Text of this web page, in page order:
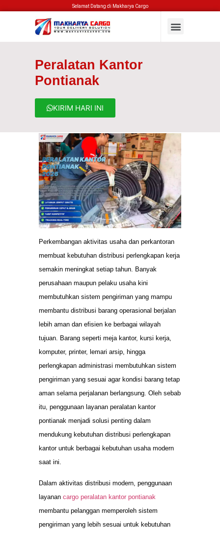
Selamat Datang di Makharya Cargo
Peralatan Kantor
Pontianak
KIRIM HARI INI
Perkembangan aktivitas usaha dan perkantoran
membuat kebutuhan distribusi perlengkapan kerja
semakin meningkat setiap tahun. Banyak
perusahaan maupun pelaku usaha kini
membutuhkan sistem pengiriman yang mampu
membantu distribusi barang operasional berjalan
lebih aman dan efisien ke berbagai wilayah
tujuan. Barang seperti meja kantor, kursi kerja,
komputer, printer, lemari arsip, hingga
perlengkapan administrasi membutuhkan sistem
pengiriman yang sesuai agar kondisi barang tetap
aman selama perjalanan berlangsung. Oleh sebab
itu, penggunaan layanan peralatan kantor
pontianak menjadi solusi penting dalam
mendukung kebutuhan distribusi perlengkapan
kantor untuk berbagai kebutuhan usaha modern
saat ini.
Dalam aktivitas distribusi modern, penggunaan
layanan cargo peralatan kantor pontianak
membantu pelanggan memperoleh sistem
pengiriman yang lebih sesuai untuk kebutuhan